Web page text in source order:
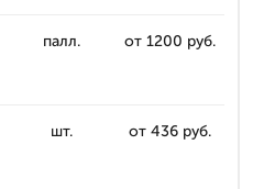
палл. от 1200 руб.
шт. от 436 руб.